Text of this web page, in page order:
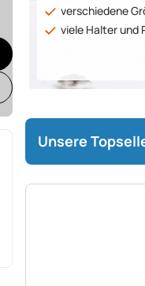
verschiedene
viele Halter und
Unsere